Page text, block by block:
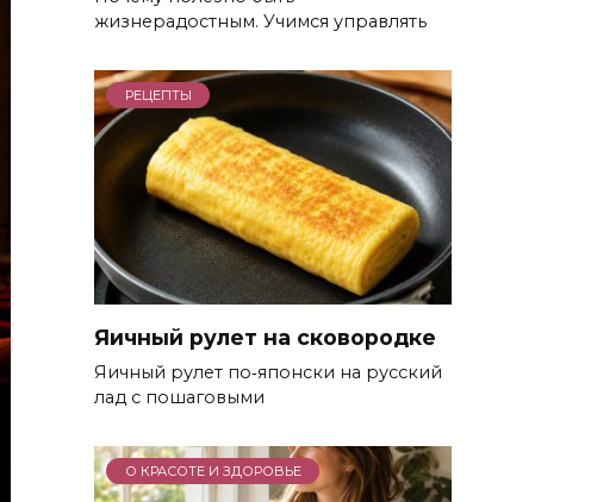
жизнерадостным. Учимся управлять
РЕЦЕПТЫ
Яичный рулет на сковородке
Яичный рулет по‑японски на русский
лад с пошаговыми
О КРАСОТЕ И ЗДОРОВЬЕ